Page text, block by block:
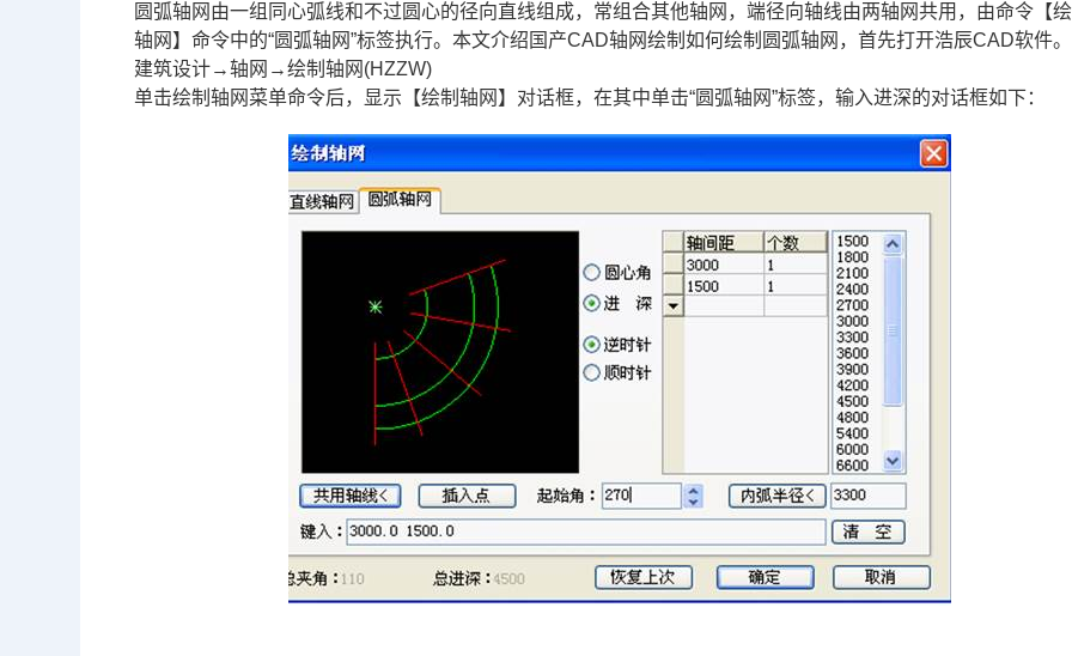
圆弧轴网由一组同心弧线和不过圆心的径向直线组成，常组合其他轴网，端径向轴线由两轴网共用，由命令【绘
轴网】命令中的“圆弧轴网”标签执行。本文介绍 国产CAD轴网绘制如何绘制圆弧轴网，首先打开浩辰CAD软件。
建筑设计→轴网→绘制轴网(HZZW)
单击绘制轴网菜单命令后，显示【绘制轴网】对话框，在其中单击“圆弧轴网”标签，输入进深的对话框如下：